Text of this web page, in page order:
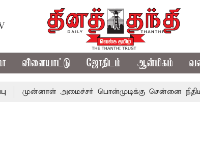
விளையாட்டு ஜோதிடம் ஆன்மிகம்
அமைச்சர் பொன்முடிக்கு சென்னை நீதிமன்றம்